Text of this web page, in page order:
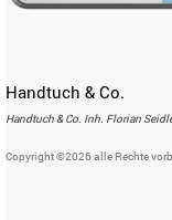
Handtuch & Co.
Handtuch & Co. Inh. Florian
Copyright ©2026 alle Rechte